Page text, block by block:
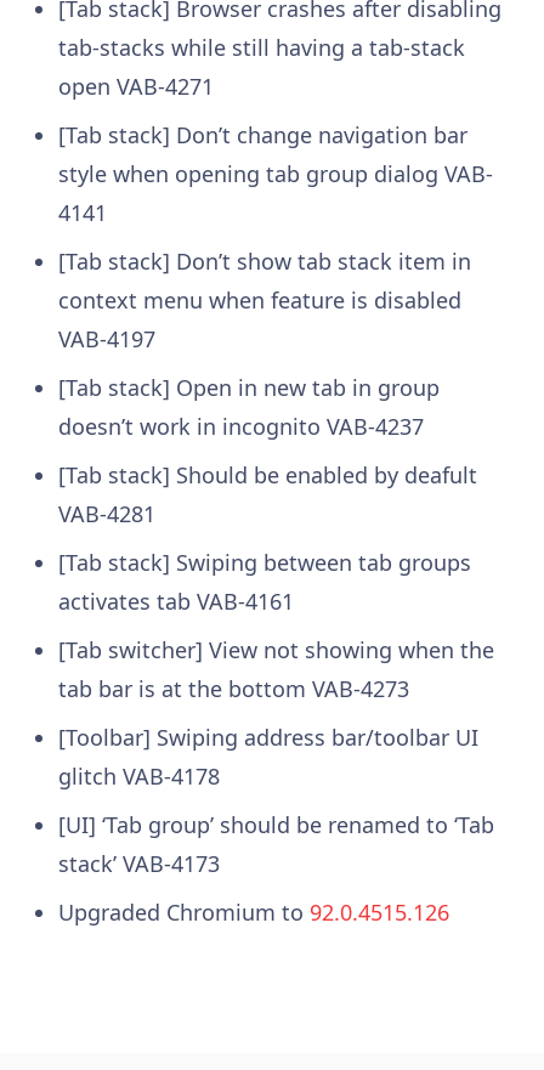
[Tab stack] Browser crashes after disabling
tab-stacks while still having a tab-stack
open VAB-4271
[Tab stack] Don’t change navigation bar
style when opening tab group dialog VAB-
4141
[Tab stack] Don’t show tab stack item in
context menu when feature is disabled
VAB-4197
[Tab stack] Open in new tab in group
doesn’t work in incognito VAB-4237
[Tab stack] Should be enabled by deafult
VAB-4281
[Tab stack] Swiping between tab groups
activates tab VAB-4161
[Tab switcher] View not showing when the
tab bar is at the bottom VAB-4273
[Toolbar] Swiping address bar/toolbar UI
glitch VAB-4178
[UI] ‘Tab group’ should be renamed to ‘Tab
stack’ VAB-4173
Upgraded Chromium to 92.0.4515.126